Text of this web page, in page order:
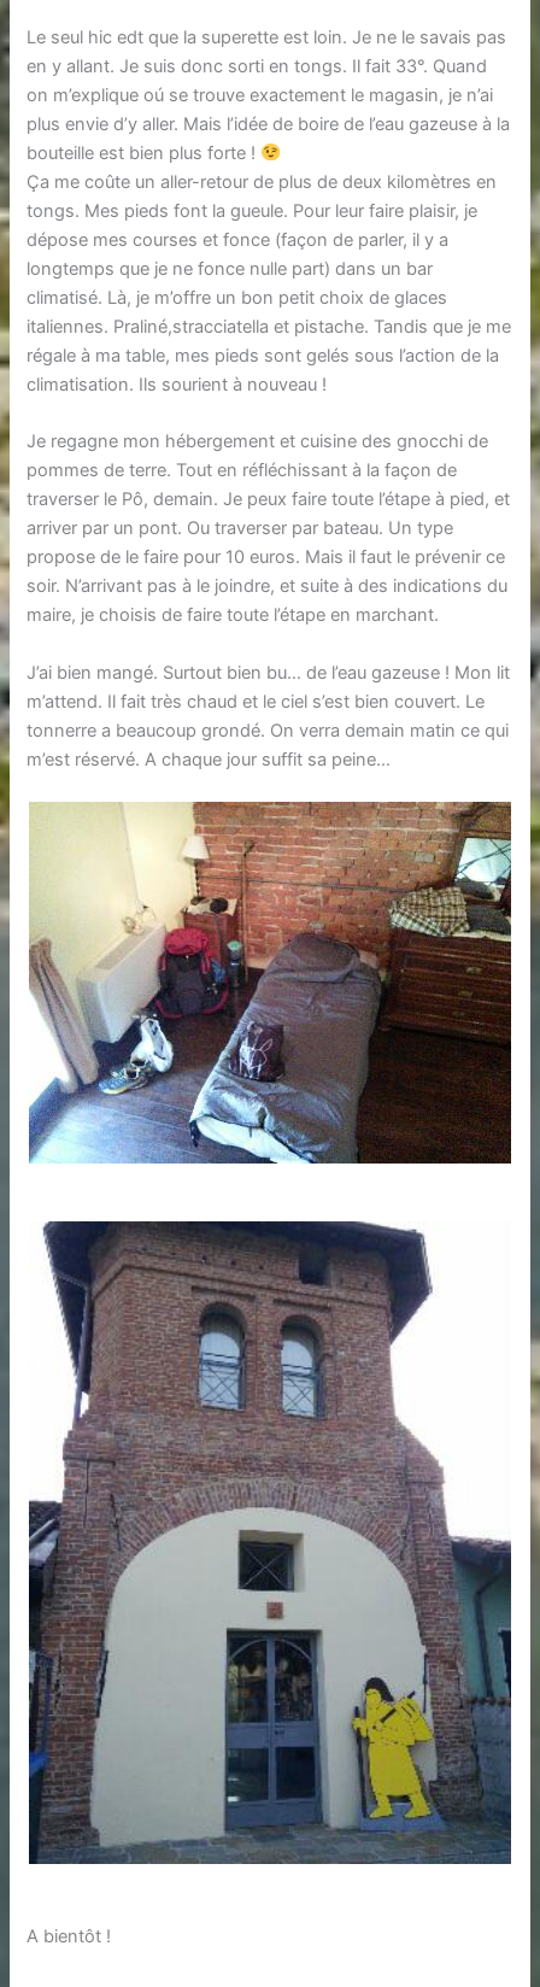
Le seul hic edt que la superette est loin. Je ne le savais pas
en y allant. Je suis donc sorti en tongs. Il fait 33°. Quand
on m’explique oú se trouve exactement le magasin, je n’ai
plus envie d’y aller. Mais l’idée de boire de l’eau gazeuse à la
bouteille est bien plus forte !
Ça me coûte un aller-retour de plus de deux kilomètres en
tongs. Mes pieds font la gueule. Pour leur faire plaisir, je
dépose mes courses et fonce (façon de parler, il y a
longtemps que je ne fonce nulle part) dans un bar
climatisé. Là, je m’offre un bon petit choix de glaces
italiennes. Praliné,stracciatella et pistache. Tandis que je me
régale à ma table, mes pieds sont gelés sous l’action de la
climatisation. Ils sourient à nouveau !
Je regagne mon hébergement et cuisine des gnocchi de
pommes de terre. Tout en réfléchissant à la façon de
traverser le Pô, demain. Je peux faire toute l’étape à pied, et
arriver par un pont. Ou traverser par bateau. Un type
propose de le faire pour 10 euros. Mais il faut le prévenir ce
soir. N’arrivant pas à le joindre, et suite à des indications du
maire, je choisis de faire toute l’étape en marchant.
J’ai bien mangé. Surtout bien bu… de l’eau gazeuse ! Mon lit
m’attend. Il fait très chaud et le ciel s’est bien couvert. Le
tonnerre a beaucoup grondé. On verra demain matin ce qui
m’est réservé. A chaque jour suffit sa peine…
A bientôt !